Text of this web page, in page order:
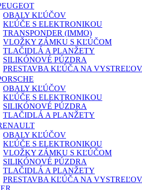
OBALY KĽÚČOV
KĽÚČE S ELEKTRONIKOU
TRANSPONDER (IMMO)
VLOŽKY ZÁMKU S KĽÚČOM
TLAČIDLÁ A PLANŽETY
SILIKÓNOVÉ PÚZDRA
PRESTAVBA KĽÚČA NA
OBALY KĽÚČOV
KĽÚČE S ELEKTRONIKOU
SILIKÓNOVÉ PÚZDRA
TLAČIDLÁ A PLANŽETY
OBALY KĽÚČOV
KĽÚČE S ELEKTRONIKOU
VLOŽKY ZÁMKU S KĽÚČOM
SILIKÓNOVÉ PÚZDRA
TLAČIDLÁ A PLANŽETY
PRESTAVBA KĽÚČA NA